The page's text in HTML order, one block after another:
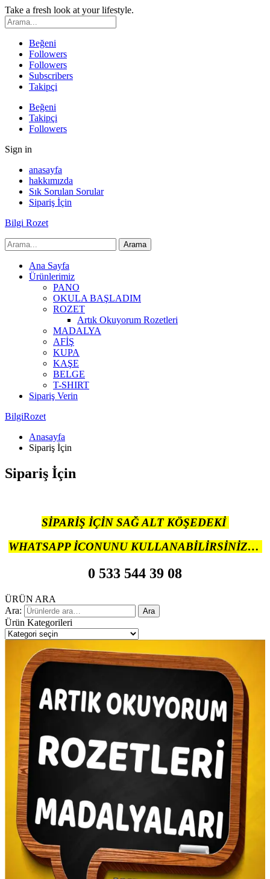
Take a fresh look at your lifestyle.
Beğeni
Followers
Followers
Subscribers
Takipçi
Beğeni
Takipçi
Followers
Sign in
anasayfa
hakkımızda
Sık Sorulan Sorular
Sipariş İçin
Bilgi Rozet
Ana Sayfa
Ürünlerimiz
PANO
OKULA BAŞLADIM
ROZET
Artık Okuyorum Rozetleri
MADALYA
AFİŞ
KUPA
KAŞE
BELGE
T-SHIRT
Sipariş Verin
BilgiRozet
Anasayfa
Sipariş İçin
Sipariş İçin
SİPARİŞ İÇİN SAĞ ALT KÖŞEDEKİ
WHATSAPP İCONUNU KULLANABİLİRSİNİZ…
0 533 544 39 08
ÜRÜN ARA
Ara:
Ara
Ürün Kategorileri